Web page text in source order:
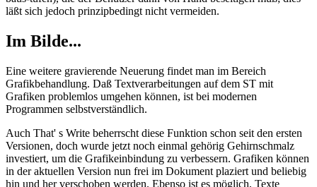
läßt sich jedoch prinzipbedingt nicht vermeiden.
Im Bilde...
Eine weitere gravierende Neuerung findet man im Bereich
Grafikbehandlung. Daß Textverarbeitungen auf dem ST mit
Grafiken problemlos umgehen können, ist bei modernen
Programmen selbstverständlich.
Auch That' s Write beherrscht diese Funktion schon seit den ersten
Versionen, doch wurde jetzt noch einmal gehörig Gehirnschmalz
investiert, um die Grafikeinbindung zu verbessern. Grafiken können
in der aktuellen Version nun frei im Dokument plaziert und beliebig
hin und her verschoben werden. Ebenso ist es möglich, Texte